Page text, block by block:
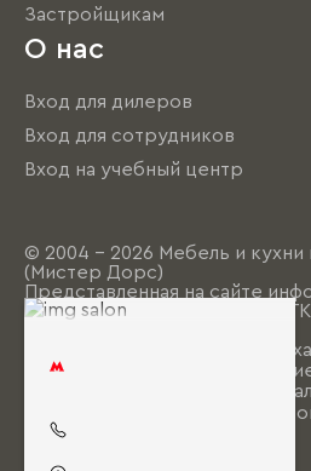
Застройщикам
О нас
Вход для дилеров
Вход для сотрудников
Вход на учебный центр
© 2004 - 2026 Мебель и кухни
(Мистер Дорс)
Представленная на сайте
публичной офертой (ст. 437
информационно-рекламный
Пользовательское
Политика обработки
Согласие на обработку